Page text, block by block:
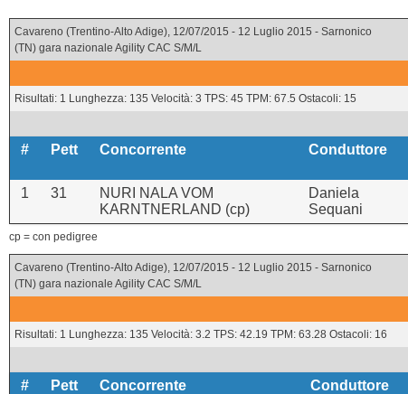
Cavareno (Trentino-Alto Adige), 12/07/2015 - 12 Luglio 2015 - Sarnonico
(TN) gara nazionale Agility CAC S/M/L
Risultati: 1 Lunghezza: 135 Velocità: 3 TPS: 45 TPM: 67.5 Ostacoli: 15
# Pett Concorrente Conduttore
1 31
NURI NALA VOM
KARNTNERLAND (cp)
Daniela
Sequani
cp = con pedigree
Cavareno (Trentino-Alto Adige), 12/07/2015 - 12 Luglio 2015 - Sarnonico
(TN) gara nazionale Agility CAC S/M/L
Risultati: 1 Lunghezza: 135 Velocità: 3.2 TPS: 42.19 TPM: 63.28 Ostacoli: 16
# Pett Concorrente Conduttore